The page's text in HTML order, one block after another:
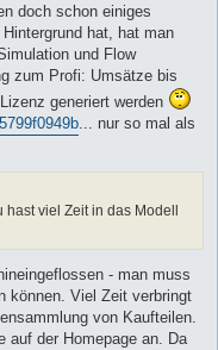
doch schon einiges
hat, hat man
und Flow
zum Profi: Umsätze bis
generiert werden
... nur so mal als
viel Zeit in das Modell
- man muss
können. Viel Zeit verbringt
von Kaufteilen.
auf der Homepage an. Da